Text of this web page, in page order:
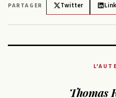
PARTAGER Twitter
Thomas